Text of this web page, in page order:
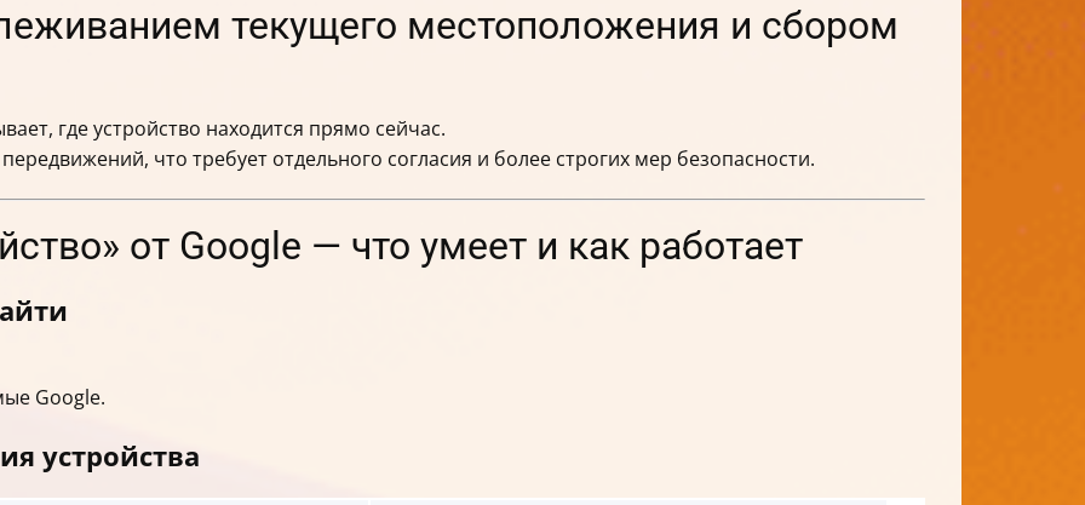
текущего местоположения и сбором
где устройство находится прямо сейчас.
что требует отдельного согласия и более строгих мер безопасности.
от Google — что умеет и как работает
Google.
устройства